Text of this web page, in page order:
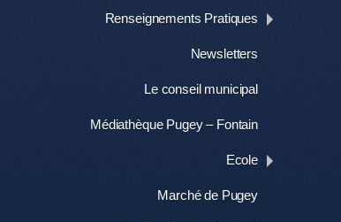
Renseignements Pratiques
Newsletters
Le conseil municipal
Médiathèque Pugey – Fontain
Ecole
Marché de Pugey